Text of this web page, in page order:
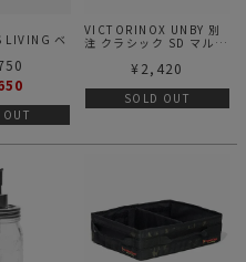
LIVING ベ
エナメルカ
ストーン
VICTORINOX UNBY 別
注 クラシック SD マルチ
¥ 2,420
SOLD OUT